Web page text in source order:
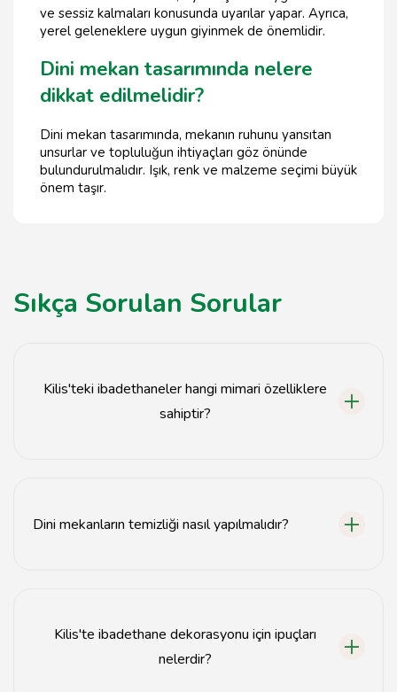
ve sessiz kalmaları konusunda uyarılar yapar. Ayrıca,
yerel geleneklere uygun giyinmek de önemlidir.
Dini mekan tasarımında nelere
dikkat edilmelidir?
Dini mekan tasarımında, mekanın ruhunu yansıtan
unsurlar ve topluluğun ihtiyaçları göz önünde
bulundurulmalıdır. Işık, renk ve malzeme seçimi büyük
önem taşır.
Sıkça Sorulan Sorular
Kilis'teki ibadethaneler hangi mimari özelliklere
sahiptir?
Dini mekanların temizliği nasıl yapılmalıdır?
Kilis'te ibadethane dekorasyonu için ipuçları
nelerdir?